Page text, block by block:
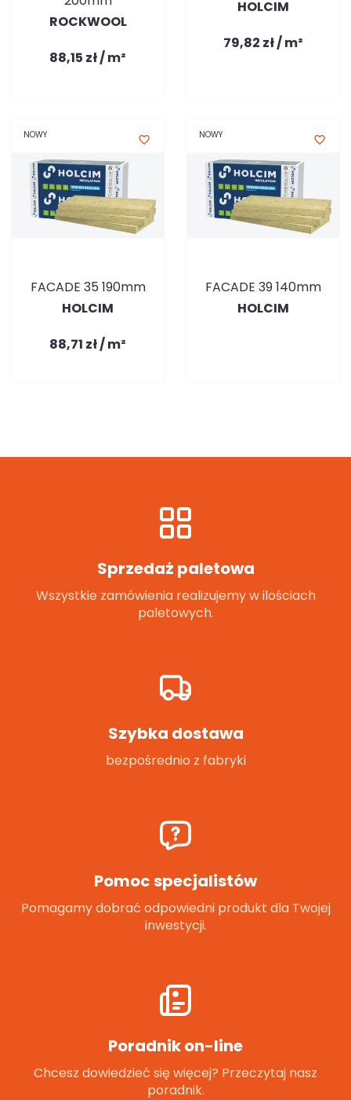
ROCKWOOL
88,15 zł / m²
HOLCIM
79,82 zł / m²
NOWY favorite_border
FACADE 35 190mm
HOLCIM
88,71 zł / m²
NOWY favorite_border
FACADE 39 140mm
HOLCIM
Sprzedaż paletowa
Wszystkie zamówienia realizujemy w ilościach
paletowych.
Szybka dostawa
bezpośrednio z fabryki
Pomoc specjalistów
Pomagamy dobrać odpowiedni produkt dla Twojej
inwestycji.
Poradnik on-line
Chcesz dowiedzieć się więcej? Przeczytaj nasz
poradnik.